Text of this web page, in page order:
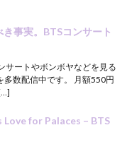
事実。BTSコンサート
サートやボンボヤなどを見る
多数配信中です。 月額550円
Love for Palaces – BTS